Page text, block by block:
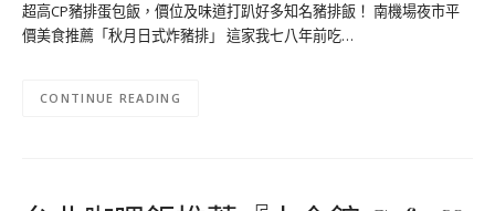
超高CP豬排蛋包飯，價位及味道打趴好多知名豬排飯！ 南機場夜市平
價美食推薦「秋月日式炸豬排」 這家我七八年前吃…
CONTINUE READING